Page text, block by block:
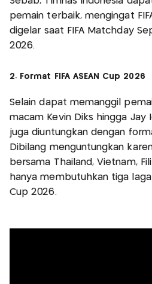
pemain terbaik, mengingat
digelar saat FIFA Matchday
2026.
2. Format FIFA ASEAN Cup 2026
Selain dapat memanggil
macam Kevin Diks hingga Jay
juga diuntungkan dengan
Dibilang menguntungkan
bersama Thailand, Vietnam,
hanya membutuhkan tiga laga
Cup 2026.